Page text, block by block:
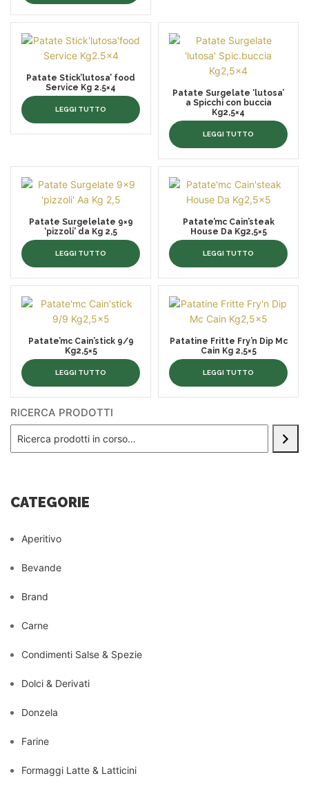
Patate Stick’lutosa’ food
Service Kg 2.5×4
LEGGI TUTTO
Patate Surgelate ‘lutosa’
a Spicchi con buccia
Kg2,5×4
LEGGI TUTTO
Patate Surgelelate 9×9
‘pizzoli’ da Kg 2,5
LEGGI TUTTO
Patate’mc Cain’steak
House Da Kg2,5×5
LEGGI TUTTO
Patate’mc Cain’stick 9/9
Kg2,5×5
LEGGI TUTTO
Patatine Fritte Fry’n Dip Mc
Cain Kg 2,5×5
LEGGI TUTTO
RICERCA PRODOTTI
CATEGORIE
Aperitivo
Bevande
Brand
Carne
Condimenti Salse & Spezie
Dolci & Derivati
Donzela
Farine
Formaggi Latte & Latticini